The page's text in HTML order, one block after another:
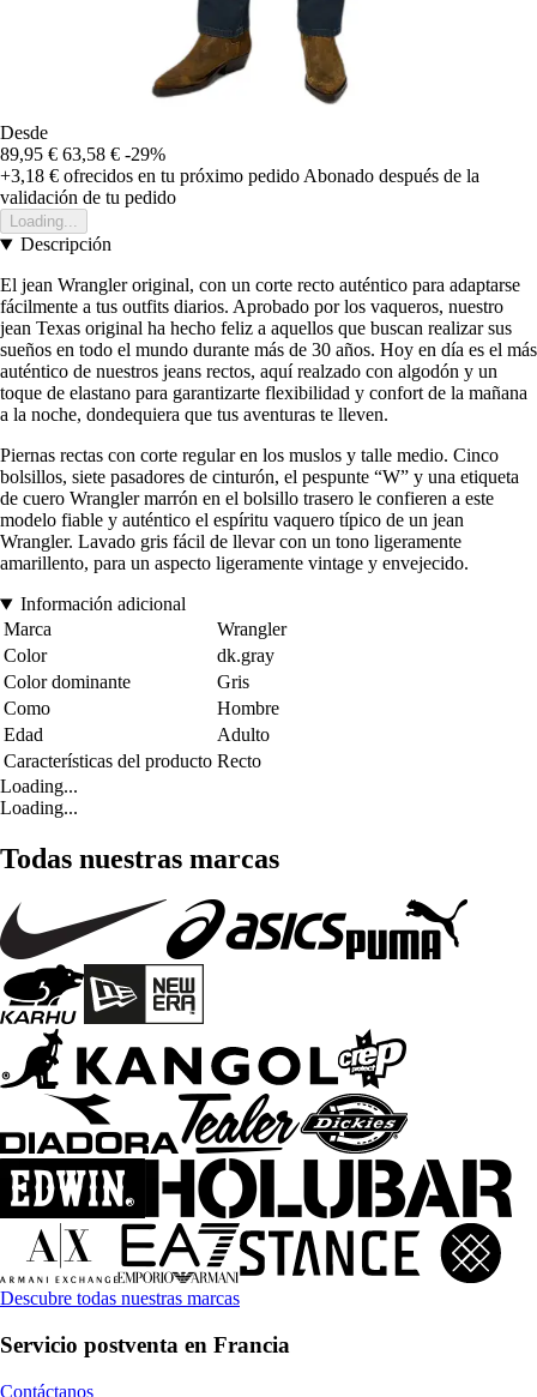
Desde
89,95 € 63,58 € -29%
+3,18 € ofrecidos en tu próximo pedido Abonado después de la
validación de tu pedido
Loading...
Descripción
El jean Wrangler original, con un corte recto auténtico para adaptarse
fácilmente a tus outfits diarios. Aprobado por los vaqueros, nuestro
jean Texas original ha hecho feliz a aquellos que buscan realizar sus
sueños en todo el mundo durante más de 30 años. Hoy en día es el más
auténtico de nuestros jeans rectos, aquí realzado con algodón y un
toque de elastano para garantizarte flexibilidad y confort de la mañana
a la noche, dondequiera que tus aventuras te lleven.
Piernas rectas con corte regular en los muslos y talle medio. Cinco
bolsillos, siete pasadores de cinturón, el pespunte “W” y una etiqueta
de cuero Wrangler marrón en el bolsillo trasero le confieren a este
modelo fiable y auténtico el espíritu vaquero típico de un jean
Wrangler. Lavado gris fácil de llevar con un tono ligeramente
amarillento, para un aspecto ligeramente vintage y envejecido.
Información adicional
Marca
Wrangler
Color
dk.gray
Color dominante
Gris
Como
Hombre
Edad
Adulto
Características del producto Recto
Loading...
Loading...
Todas nuestras marcas
Descubre todas nuestras marcas
Servicio postventa en Francia
Contáctanos